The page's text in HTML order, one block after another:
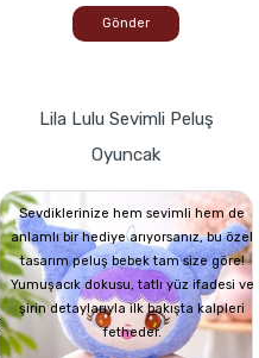
Gönder
Lila Lulu Sevimli Peluş
Oyuncak
Sevdiklerinize hem sevimli hem de
anlamlı bir hediye arıyorsanız, bu özel
tasarım peluş bebek tam size göre!
Yumuşacık dokusu, tatlı yüz ifadesi ve
şirin detaylarıyla ilk bakışta kalpleri
fetheder.